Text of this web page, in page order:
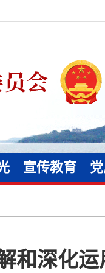
宣传教育
和深化